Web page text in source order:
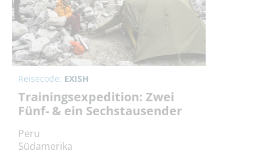
Reisecode: EXISH
Trainingsexpedition: Zwei
Fünf- & ein Sechstausender
Peru
Südamerika